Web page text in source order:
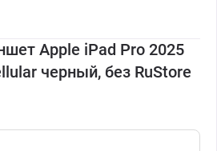
Apple iPad Pro 2025
черный, без RuStore